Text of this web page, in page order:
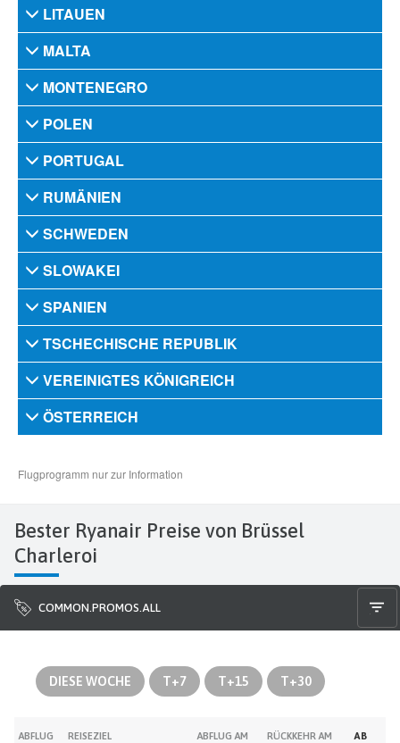
Bester Ryanair Preise von Brüssel
Charleroi
COMMON.PROMOS.ALL
DIESE WOCHE T+7 T+15 T+30
ABFLUG REISEZIEL ABFLUG AM RÜCKKEHR AM AB